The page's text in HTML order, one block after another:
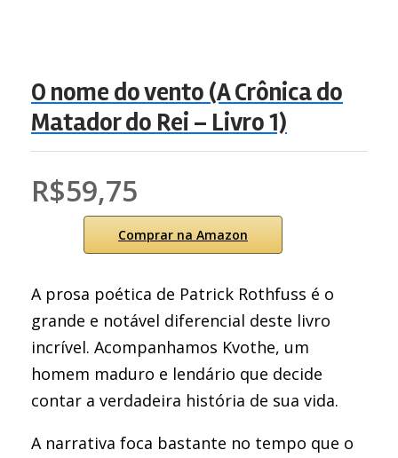
O nome do vento (A Crônica do
Matador do Rei – Livro 1)
R$59,75
Comprar na Amazon
A prosa poética de Patrick Rothfuss é o
grande e notável diferencial deste livro
incrível. Acompanhamos Kvothe, um
homem maduro e lendário que decide
contar a verdadeira história de sua vida.
A narrativa foca bastante no tempo que o